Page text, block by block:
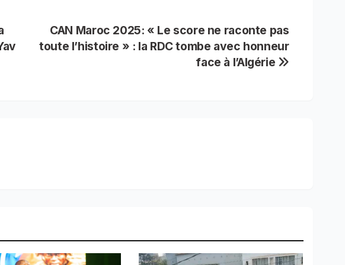
CAN Maroc 2025: « Le score ne raconte pas
toute l’histoire » : la RDC tombe avec honneur
face à l’Algérie